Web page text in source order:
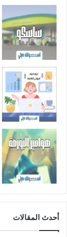
أحدث المقالات